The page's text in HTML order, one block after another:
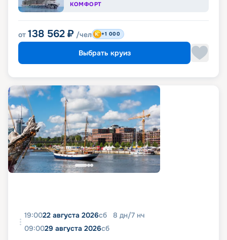
КОМФОРТ
от 138 562 ₽ /чел +1 000
Выбрать круиз
19:0022 августа 2026сб 8 дн/7 нч
09:0029 августа 2026сб